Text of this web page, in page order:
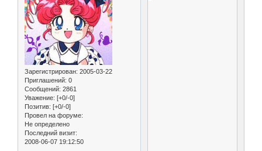
Зарегистрирован: 2005-03-22
Приглашений: 0
Сообщений: 2861
Уважение: [+0/-0]
Позитив: [+0/-0]
Провел на форуме:
Не определено
Последний визит:
2008-06-07 19:12:50